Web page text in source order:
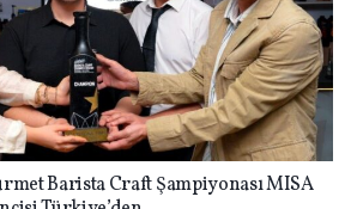
Barista Craft Şampiyonası MISA